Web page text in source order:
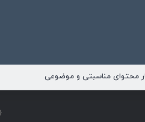
محتوای مناسبتی و موضوعی